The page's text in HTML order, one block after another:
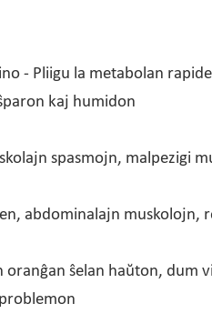
- Pliigu la metabolan
kaj humidon
spasmojn, malpezigi
abdominalajn muskolojn,
ŝelan haŭton, dum